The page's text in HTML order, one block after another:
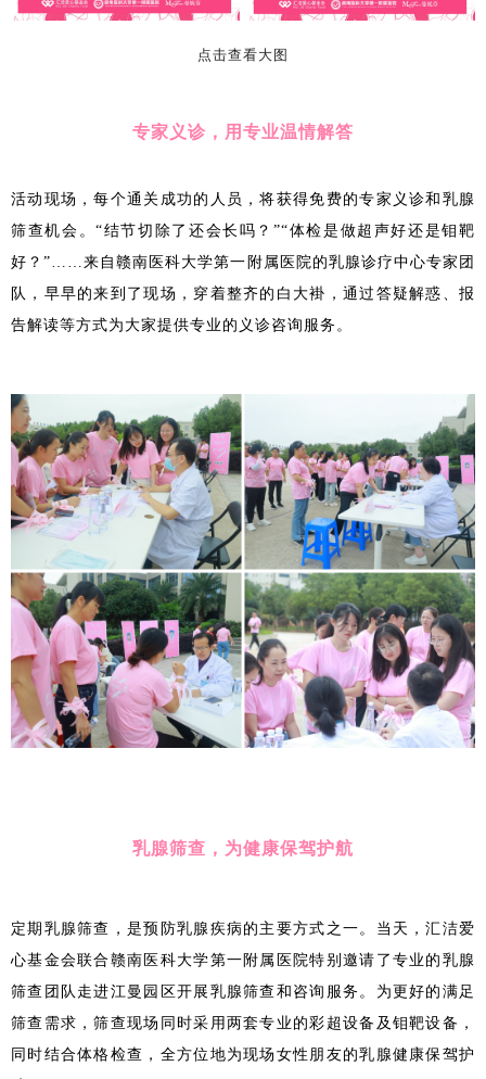
点击查看大图
专家义诊，用专业温情解答
活动现场，每个通关成功的人员，将获得免费的专家义诊和乳腺
筛查机会。“结节切除了还会长吗？”“体检是做超声好还是钼靶
好？”……来自赣南医科大学第一附属医院的乳腺诊疗中心专家团
队，早早的来到了现场，穿着整齐的白大褂，通过答疑解惑、报
告解读等方式为大家提供专业的义诊咨询服务。
乳腺筛查，为健康保驾护航
定期乳腺筛查，是预防乳腺疾病的主要方式之一。当天，汇洁爱
心基金会联合赣南医科大学第一附属医院特别邀请了专业的乳腺
筛查团队走进江曼园区开展乳腺筛查和咨询服务。为更好的满足
筛查需求，筛查现场同时采用两套专业的彩超设备及钼靶设备，
同时结合体格检查，全方位地为现场女性朋友的乳腺健康保驾护